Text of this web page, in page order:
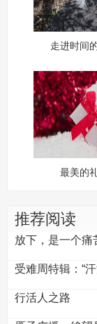
走进时间
最美的
推荐阅读
放下，是一个痛
受难周特辑：“
行活人之路